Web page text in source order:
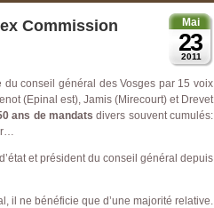
Mai
23
2011
Commission
conseil général des Vosges par 15 voix
(Epinal est), Jamis (Mirecourt) et Drevet
ans de mandats divers souvent cumulés:
et président du conseil général depuis
il ne bénéficie que d’une majorité relative.